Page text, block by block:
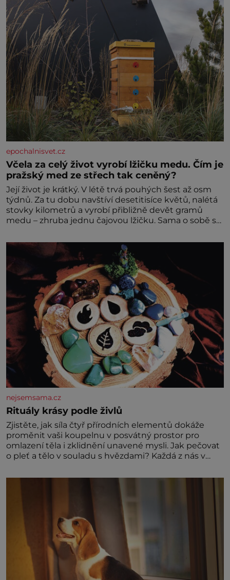
Hned po studiích jsem odešla z rodného města,
epochalnisvet.cz
Včela za celý život vyrobí lžičku medu. Čím je
pražský med ze střech tak ceněný?
Její život je krátký. V létě trvá pouhých šest až osm
týdnů. Za tu dobu navštíví desetitisíce květů, nalétá
stovky kilometrů a vyrobí přibližně devět gramů
medu – zhruba jednu čajovou lžičku. Sama o sobě se
dalšími desítkami tisíc příslušnic svého včelstva,
vznikne jeden z nejdokonalejších organismů
nejsemsama.cz
Rituály krásy podle živlů
Zjistěte, jak síla čtyř přírodních elementů dokáže
proměnit vaši koupelnu v posvátný prostor pro
omlazení těla i zklidnění unavené mysli. Jak pečovat
o pleť a tělo v souladu s hvězdami? Každá z nás v
naší povaze, ale i v potřebách naší pokožky. Ohnivá
znamení Ženy narozené ve znamení Berana, Lva a
Střelce v sobě nesou žár, odvahu a neutuchající elán.